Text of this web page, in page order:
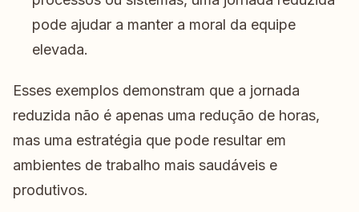
pode ajudar a manter a moral da equipe
elevada.
Esses exemplos demonstram que a jornada
reduzida não é apenas uma redução de horas,
mas uma estratégia que pode resultar em
ambientes de trabalho mais saudáveis e
produtivos.